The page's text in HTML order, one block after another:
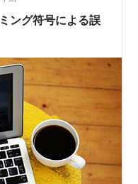
ング符号による誤